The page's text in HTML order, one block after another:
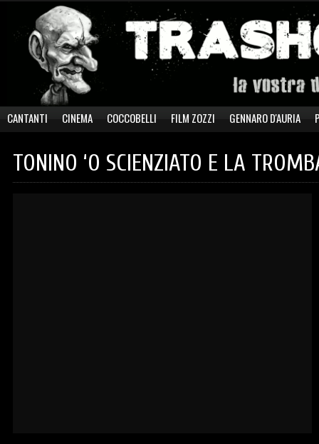
CANTANTI CINEMA COCCOBELLI FILM ZOZZI GENNARO D'AURIA
TONINO ‘O SCIENZIATO E LA